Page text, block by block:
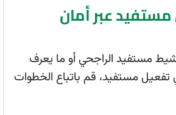
عبر أمان
مستفيد الراجحي أو ما يعرف
تفعيل مستفيد، قم باتباع الخطوات